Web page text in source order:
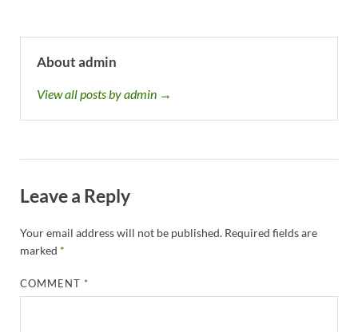
About admin
View all posts by admin →
Leave a Reply
Your email address will not be published. Required fields are
marked *
COMMENT*